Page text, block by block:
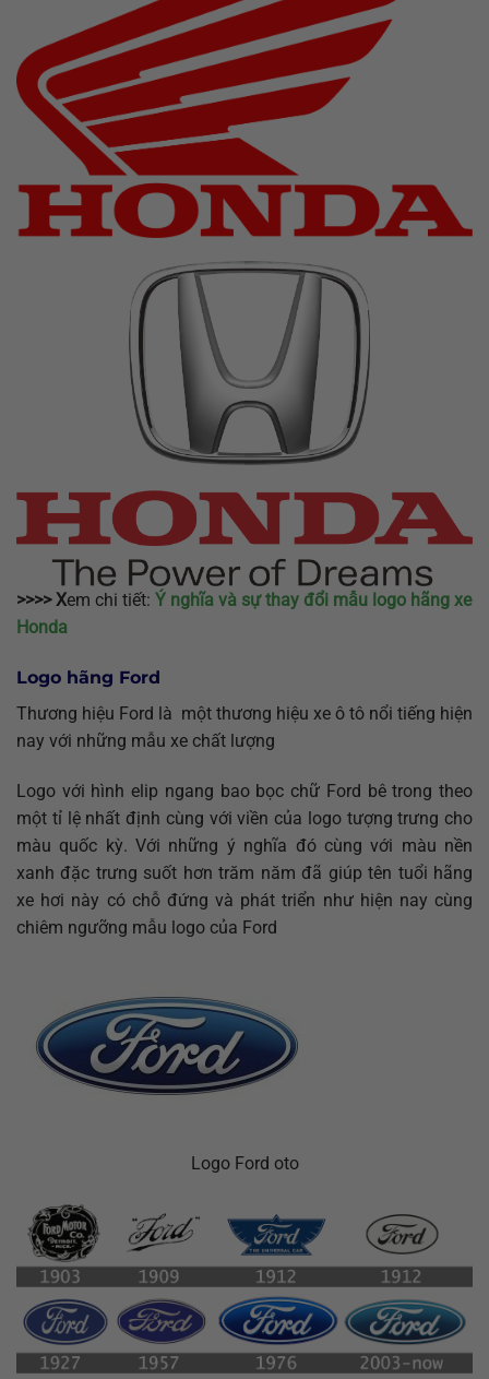
>>>> Xem chi tiết: Ý nghĩa và sự thay đổi mẫu logo hãng xe
Honda
Logo hãng Ford
Thương hiệu Ford là một thương hiệu xe ô tô nổi tiếng hiện
nay với những mẫu xe chất lượng
Logo với hình elip ngang bao bọc chữ Ford bê trong theo
một tỉ lệ nhất định cùng với viền của logo tượng trưng cho
màu quốc kỳ. Với những ý nghĩa đó cùng với màu nền
xanh đặc trưng suốt hơn trăm năm đã giúp tên tuổi hãng
xe hơi này có chỗ đứng và phát triển như hiện nay cùng
chiêm ngưỡng mẫu logo của Ford
Logo Ford oto